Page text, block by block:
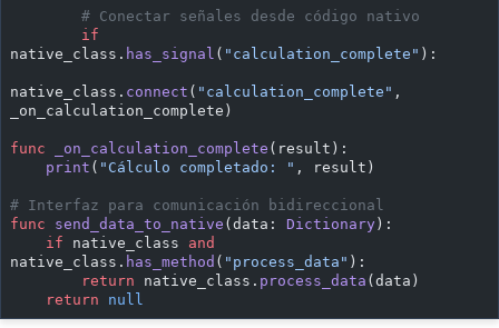
        # Conectar señales desde código nativo
        if
native_class. has_signal ( "calculation_complete" ):
native_class. connect ( "calculation_complete" ,
_on_calculation_complete)
func _on_calculation_complete (result):
    print
( "Cálculo completado: " , result)
# Interfaz para comunicación bidireccional
func send_data_to_native (data: Dictionary ):
    if
native_class and
native_class. has_method ( "process_data" ):
        return
native_class. process_data (data)
    return
null